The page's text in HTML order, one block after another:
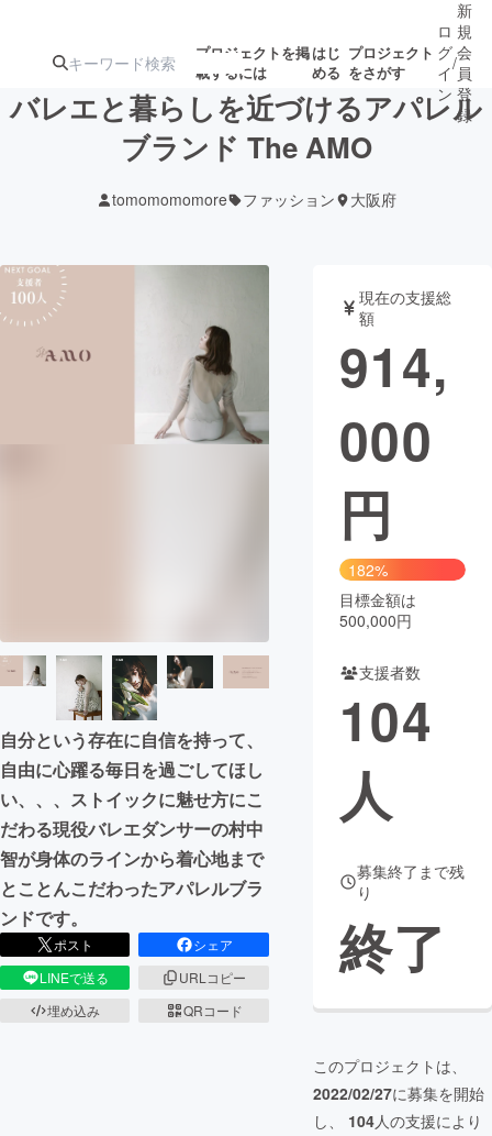
プロジェクトを掲
載するには
はじ
める
プロジェクト
をさがす
ターン
ジェクト
募集終了が近いプ
ロジェクト
されます
音楽
テクノロジー・ガジェット ゲーム・サ
映像・映画
CAMPFIRE Creation
machi-ya コミュニティ
ロ
グ
イ
ン
/
新
規
会
員
登
録
バレエと暮らしを近づけるアパレル
ブランド The AMO
tomomomomore ファッション 大阪府
自分という存在に自信を持って、
自由に心躍る毎日を過ごしてほし
い、、、ストイックに魅せ方にこ
だわる現役バレエダンサーの村中
智が身体のラインから着心地まで
とことんこだわったアパレルブラ
ンドです。
ポスト
シェア
LINEで送る
URLコピー
埋め込み
QRコード
現在の支援総
額
914,
000
円
182%
目標金額は
500,000円
支援者数
104
人
募集終了まで残
り
終了
このプロジェクトは、
2022/02/27に募集を開始
し、 104人の支援により